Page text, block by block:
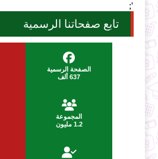
';
تابع صفحاتنا الرسمية
الصفحة الرسمية
637 ألف
المجموعة
1.2 مليون